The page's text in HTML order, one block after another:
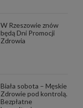
W Rzeszowie znów
będą Dni Promocji
Zdrowia
Biała sobota – Męskie
Zdrowie pod kontrolą.
Bezpłatne